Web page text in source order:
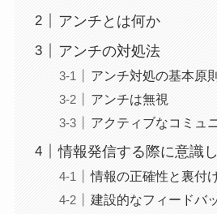
アンチとは何か
アンチの対処法
アンチ対処の基本原
アンチは無視
アクティブなコミュ
情報発信する際に意識
情報の正確性と裏付
建設的なフィードバ